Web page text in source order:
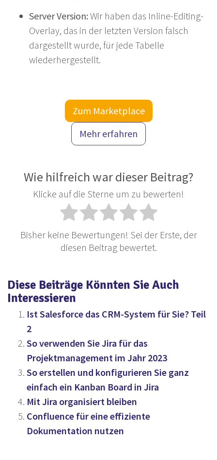
Server Version: Wir haben das Inline-Editing-
Overlay, das in der letzten Version falsch
dargestellt wurde, für jede Tabelle
wiederhergestellt.
Zum Marketplace
Mehr erfahren
Wie hilfreich war dieser Beitrag?
Klicke auf die Sterne um zu bewerten!
Bisher keine Bewertungen! Sei der Erste, der
diesen Beitrag bewertet.
Diese Beiträge Könnten Sie Auch
Interessieren
Ist Salesforce das CRM-System für Sie? Teil
2
So verwenden Sie Jira für das
Projektmanagement im Jahr 2023
So erstellen und konfigurieren Sie ganz
einfach ein Kanban Board in Jira
Mit Jira organisiert bleiben
Confluence für eine effiziente
Dokumentation nutzen